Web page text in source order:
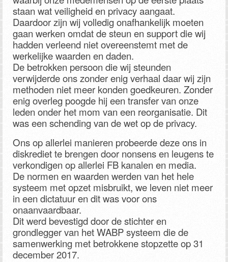
staan wat veiligheid en privacy aangaat.
Daardoor zijn wij volledig onafhankelijk moeten
gaan werken omdat de steun en support die wij
hadden verleend niet overeenstemt met de
werkelijke waarden en daden.
De betrokken persoon die wij steunden
verwijderde ons zonder enig verhaal daar wij zijn
methoden niet meer konden goedkeuren. Zonder
enig overleg poogde hij een transfer van onze
leden onder het mom van een reorganisatie. Dit
was een schending van de wet op de privacy.
Ons op allerlei manieren probeerde deze ons in
diskrediet te brengen door nonsens en leugens te
verkondigen op allerlei FB kanalen en media.
De normen en waarden werden van het hele
systeem met opzet misbruikt, we leven niet meer
in een dictatuur en dit was voor ons
onaanvaardbaar.
Dit werd bevestigd door de stichter en
grondlegger van het WABP systeem die de
samenwerking met betrokkene stopzette op 31
december 2017.